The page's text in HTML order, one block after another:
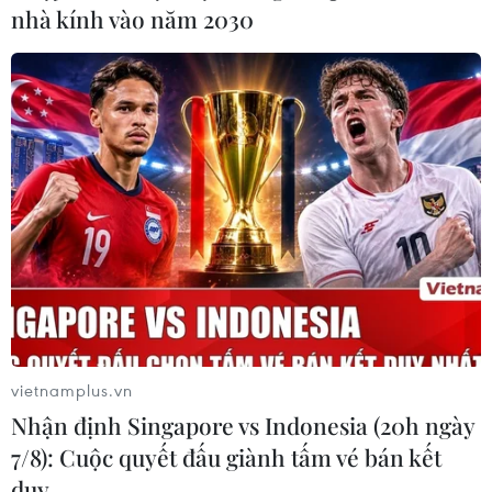
Bình Dương sẽ thí điểm tuyến đường
thanh toán không tiền mặt
21/02/2023 22:43
Kế hoạch thực hiện "tuyến đường thanh toán không tiền
mặt" của huyện Dầu Tiếng, tỉnh Bình Dương nhằm thúc
đẩy triển khai chuyển đổi số, thanh toán số.
nhà kính vào năm 2030
vietnamplus.vn
Nhận định Singapore vs Indonesia (20h ngày
7/8): Cuộc quyết đấu giành tấm vé bán kết